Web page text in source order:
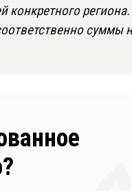
конкретного
суммы